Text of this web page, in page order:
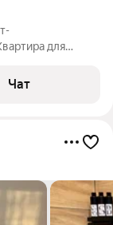
для
рядом с
комфортно
Чат